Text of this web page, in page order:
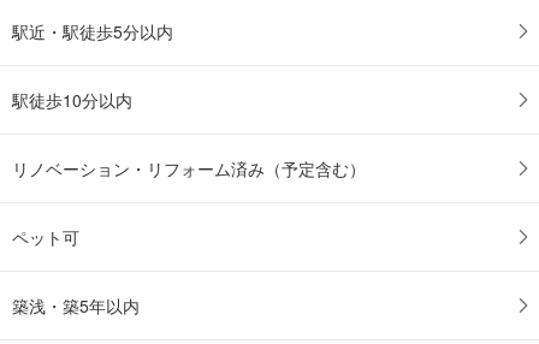
駅近・駅徒歩5分以内
駅徒歩10分以内
リノベーション・リフォーム済み（予定含む）
ペット可
築浅・築5年以内